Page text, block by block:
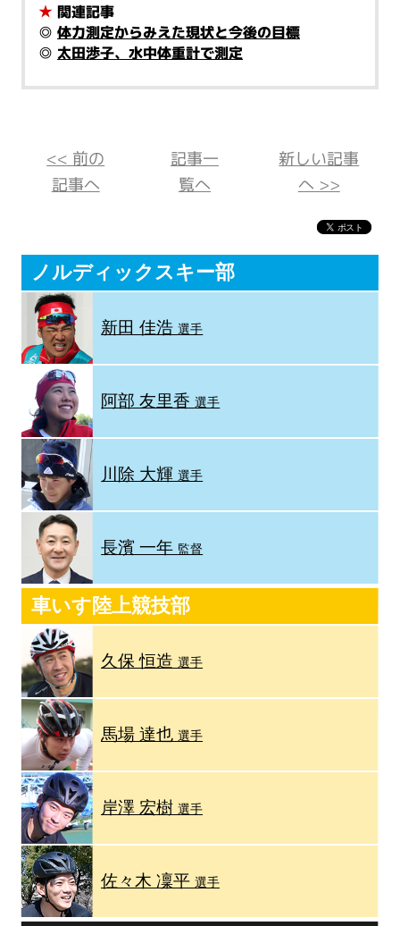
★ 関連記事
◎ 体力測定からみえた現状と今後の目標
◎ 太田渉子、水中体重計で測定
<< 前の
記事へ
記事一
覧へ
新しい記事
へ >>
ノルディックスキー部
新田 佳浩選手
阿部 友里香選手
川除 大輝選手
長濱 一年 監督
車いす陸上競技部
久保 恒造選手
馬場 達也選手
岸澤 宏樹選手
佐々木 凜平 選手